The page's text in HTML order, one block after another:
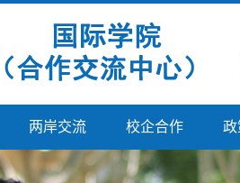
两岸交流 校企合作 政